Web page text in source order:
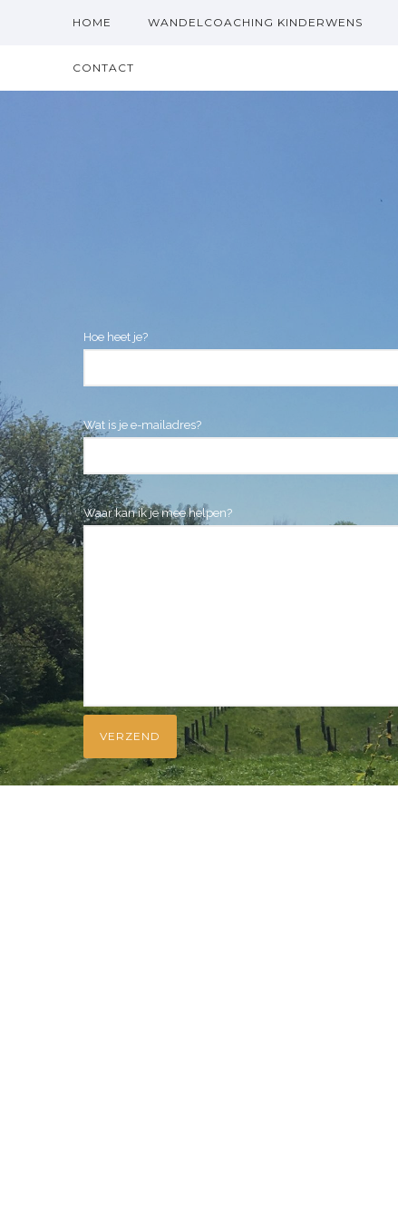
HOME WANDELCOACHING KINDERWENS
CONTACT
Hoe heet je?
Wat is je e-mailadres?
Waar kan ik je mee helpen?